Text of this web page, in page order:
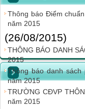
Thông báo Điểm
năm 2015
(26/08/2015)
THÔNG BÁO DANH
2015
Thông báo danh
năm 2015
TRƯỜNG CĐVP
năm 2015